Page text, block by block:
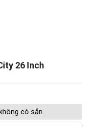
26 Inch
có sẵn.